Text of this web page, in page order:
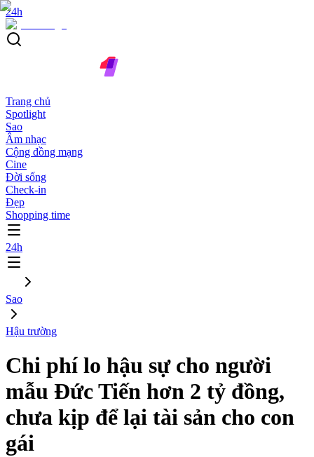
24h
Trang chủ
Spotlight
Sao
Âm nhạc
Cộng đồng mạng
Cine
Đời sống
Check-in
Đẹp
Shopping time
24h
Sao
Hậu trường
Chi phí lo hậu sự cho người
mẫu Đức Tiến hơn 2 tỷ đồng,
chưa kịp để lại tài sản cho con
gái